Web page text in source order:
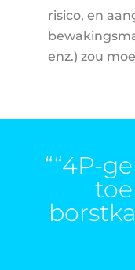
risico, en
enz.) zou
““4P-